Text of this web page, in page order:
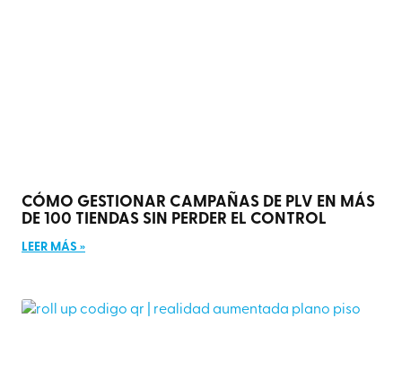
CÓMO GESTIONAR CAMPAÑAS DE PLV EN MÁS
DE 100 TIENDAS SIN PERDER EL CONTROL
LEER MÁS »